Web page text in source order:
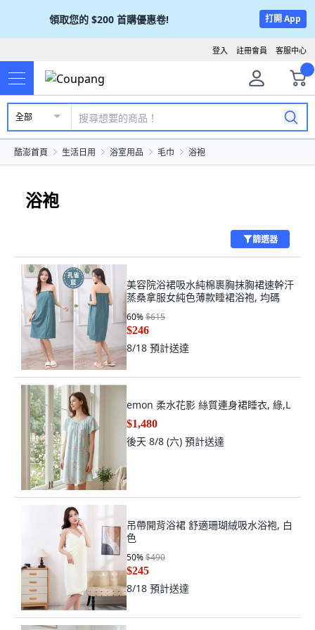
領取您的 $200 首購優惠卷! 打開 App
客服中心
註冊會員
登入
全部
酷澎首頁 生活日用 浴室用品 毛巾 浴袍
浴袍
篩選器
美容院浴裙吸水純棉裹胸抹胸裙速幹汗
蒸桑拿服女純色薄款睡裙浴袍, 均碼
60%$615
$246
8/18 預計送達
emon 柔水花影 絲質連身裙睡衣, 綠,L
$1,480
後天 8/8 (六) 預計送達
吊帶開背浴裙 舒適珊瑚絨吸水浴袍, 白
色
50%$490
$245
8/18 預計送達